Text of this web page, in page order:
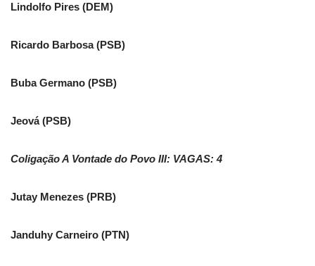
Lindolfo Pires (DEM)
Ricardo Barbosa (PSB)
Buba Germano (PSB)
Jeová (PSB)
Coligação A Vontade do Povo III: VAGAS: 4
Jutay Menezes (PRB)
Janduhy Carneiro (PTN)